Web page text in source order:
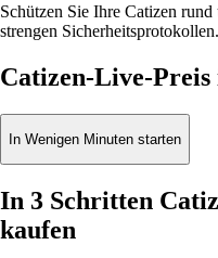
Schützen Sie Ihre Catizen
strengen Sicherheitsprotokollen.
Catizen-Live-Preis
In Wenigen Minuten starten
In 3 Schritten
kaufen